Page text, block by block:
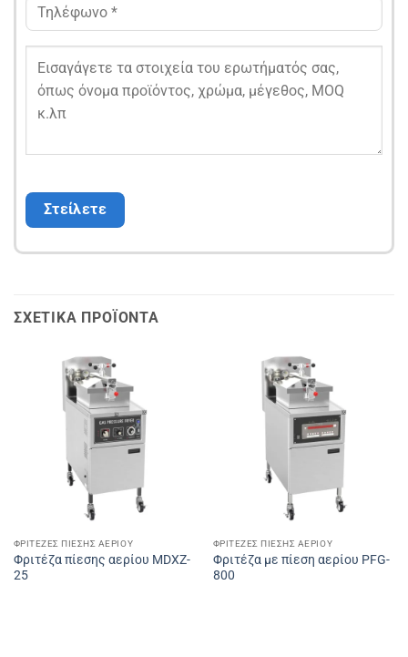
ΣΧΕΤΙΚΆ ΠΡΟΪΌΝΤΑ
ΦΡΙΤΈΖΕΣ ΠΊΕΣΗΣ ΑΕΡΊΟΥ
Φριτέζα πίεσης αερίου MDXZ-
25
ΦΡΙΤΈΖΕΣ ΠΊΕΣΗΣ ΑΕΡΊΟΥ
Φριτέζα με πίεση αερίου PFG-
800